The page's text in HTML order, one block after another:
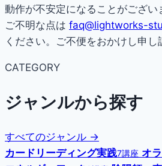
動作が不安定になることがござい
ご不明な点は faq@lightworks-
ください。ご不便をおかけし申し
CATEGORY
ジャンルから探す
すべてのジャンル →
カードリーディング実践7講座 オ